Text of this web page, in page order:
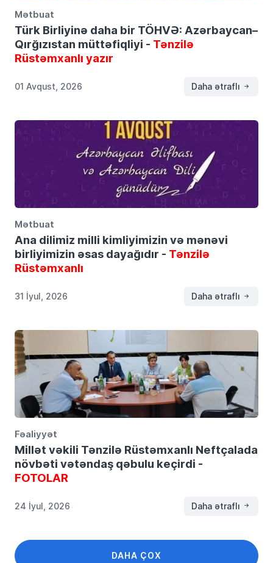
Mətbuat
Türk Birliyinə daha bir TÖHVƏ: Azərbaycan–
Qırğızıstan müttəfiqliyi - Tənzilə
Rüstəmxanlı yazır
01 Avqust, 2026 Daha ətraflı
Mətbuat
Ana dilimiz milli kimliyimizin və mənəvi
birliyimizin əsas dayağıdır - Tənzilə
Rüstəmxanlı
31 İyul, 2026 Daha ətraflı
Fəaliyyət
Millət vəkili Tənzilə Rüstəmxanlı Neftçalada
növbəti vətəndaş qəbulu keçirdi -
FOTOLAR
24 İyul, 2026 Daha ətraflı
DAHA ÇOX